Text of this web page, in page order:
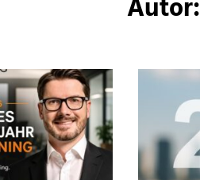
Autor: